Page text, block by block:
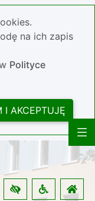
na ich zapis
Polityce
I AKCEPTUJĘ